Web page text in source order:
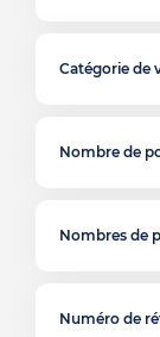
Catégorie de
Nombre de
Nombres de
Numéro de